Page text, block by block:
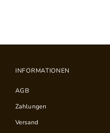
INFORMATIONEN
AGB
Zahlungen
Versand